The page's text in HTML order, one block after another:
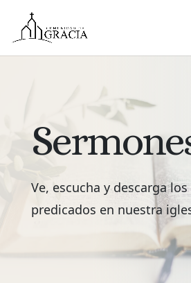
Ve, escucha y descarga
predicados en nuestra